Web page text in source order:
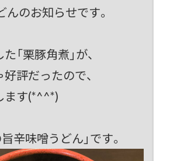
のお知らせです。
「栗豚角煮」が、
評だったので、
ます(*^^*)
辛味噌うどん」です。